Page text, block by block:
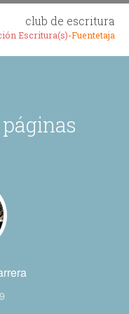
club de escritura
Escritura(s)-Fuentetaja